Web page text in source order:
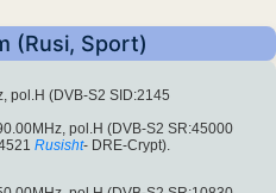
(Rusi, Sport)
pol.H (DVB-S2 SID:2145
pol.H (DVB-S2 SR:45000
Rusisht- DRE-Crypt).